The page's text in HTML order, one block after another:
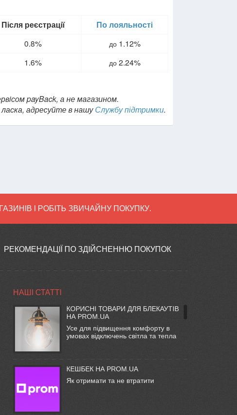
Після реєстрації По лояльності
0.8% до 1.12%
1.6% до 2.24%
payBack, а не магазином.
адресуйте в нашуСлужбу підтримки.
І РОБІТЬ ЗВИЧАЙНУ ПОКУПКУ.
РЕКОМЕНДАЦІЇ ПО ЗДІЙСНЕННЮ ПОКУПОК
НАШІ СТАТТІ
КОРИСНІ ТОВАРИ ДЛЯ БЛЕКАУТІВ
НА PROM.UA
Усе для підвищення комфорту в
умовах відключень світла та тепла
КЕШБЕК НА PROM.UA
Як отримати та не втратити